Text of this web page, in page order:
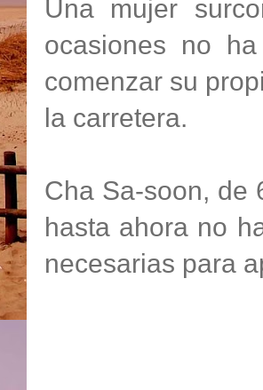
Una mujer
ocasiones no
comenzar su
la carretera.
Cha Sa-soon, de
hasta ahora no
necesarias para